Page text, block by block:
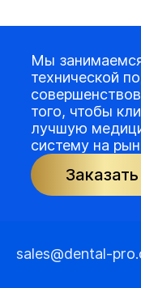
Мы
технической
того, чтобы
лучшую
систему на
sales@dental-